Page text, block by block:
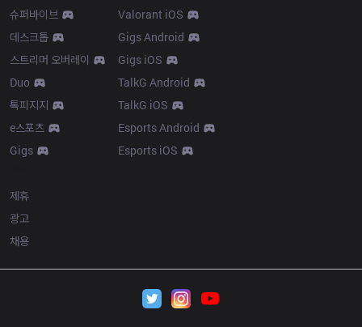
슈퍼바이브
데스크톱
스트리머 오버레이
Duo
톡피지지
e스포츠
Gigs
Valorant iOS
Gigs Android
Gigs iOS
TalkG Android
TalkG iOS
Esports Android
Esports iOS
제휴
광고
채용